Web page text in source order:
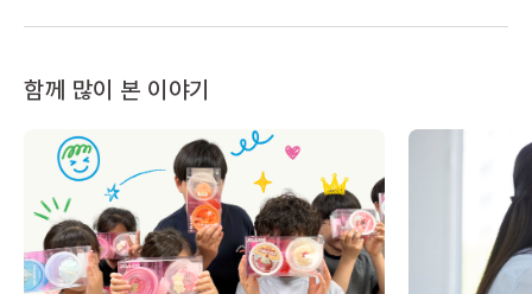
함께 많이 본 이야기